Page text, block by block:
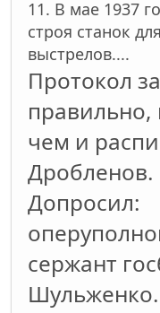
11. В мае 1937
строя станок
выстрелов....
Протокол
чем и
Дробленов.
Допросил:
сержант
Шульженко.